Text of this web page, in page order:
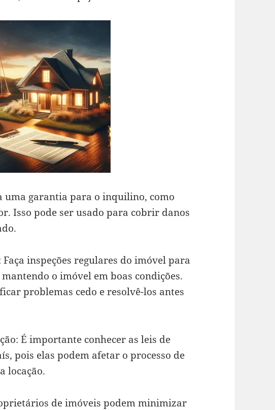
uma garantia para o inquilino, como
Isso pode ser usado para cobrir danos
Faça inspeções regulares do imóvel para
o imóvel em boas condições.
problemas cedo e resolvê-los antes
É importante conhecer as leis de
pois elas podem afetar o processo de
locação.
de imóveis podem minimizar